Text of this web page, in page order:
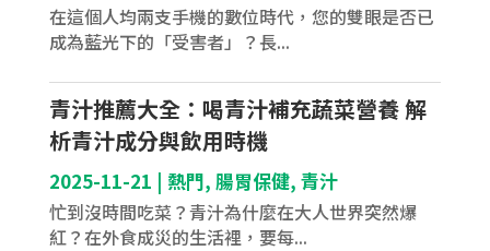
在這個人均兩支手機的數位時代，您的雙眼是否已
成為藍光下的「受害者」？長...
青汁推薦大全：喝青汁補充蔬菜營養 解
析青汁成分與飲用時機
2025-11-21 | 熱門, 腸胃保健, 青汁
忙到沒時間吃菜？青汁為什麼在大人世界突然爆
紅？在外食成災的生活裡，要每...